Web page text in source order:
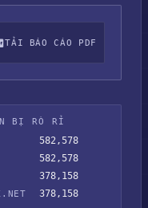
TẢI BÁO CÁO PDF
BỊ RÒ RỈ
582,578
582,578
378,158
378,158